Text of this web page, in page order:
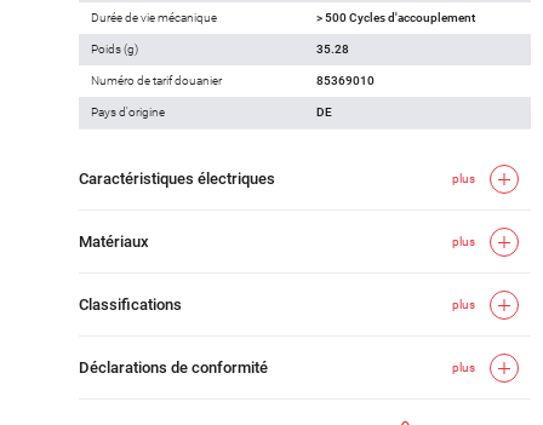
Durée de vie mécanique > 500 Cycles d'accouplement
Poids (g) 35.28
Numéro de tarif douanier 85369010
Pays d'origine DE
Caractéristiques électriques plus
Matériaux plus
Classifications plus
Déclarations de conformité plus